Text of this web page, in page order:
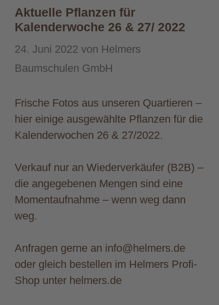
Aktuelle Pflanzen für
Kalenderwoche 26 & 27/ 2022
24. Juni 2022 von Helmers
Baumschulen GmbH
Frische Fotos aus unseren Quartieren –
hier einige ausgewählte Pflanzen für die
Kalenderwochen 26 & 27/2022.
Verkauf nur an Wiederverkäufer (B2B) –
die angegebenen Mengen sind eine
Momentaufnahme – wenn weg dann
weg.
Anfragen gerne an info@helmers.de
oder gleich bestellen im Helmers Profi-
Shop unter helmers.de